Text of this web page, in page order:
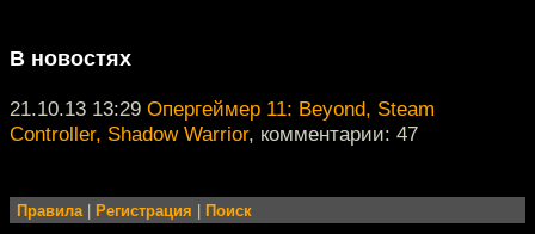
В новостях
21.10.13 13:29 Опергеймер 11: Beyond, Steam
Controller, Shadow Warrior, комментарии: 47
Правила| Регистрация Поиск